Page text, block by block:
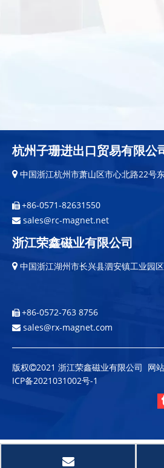
杭州子珊进出口贸易有限公
 中国浙江杭州市萧山区市心北路22号
 +86-0571-82631550
 sales@rc-magnet.net
浙江荣鑫磁业有限公司
 中国浙江湖州市长兴县泗安镇工业园
 +86-0572-763 8756
 sales@rx-magnet.com
版权2021 浙江荣鑫磁业有限公司 网
ICP备2021031002号-1